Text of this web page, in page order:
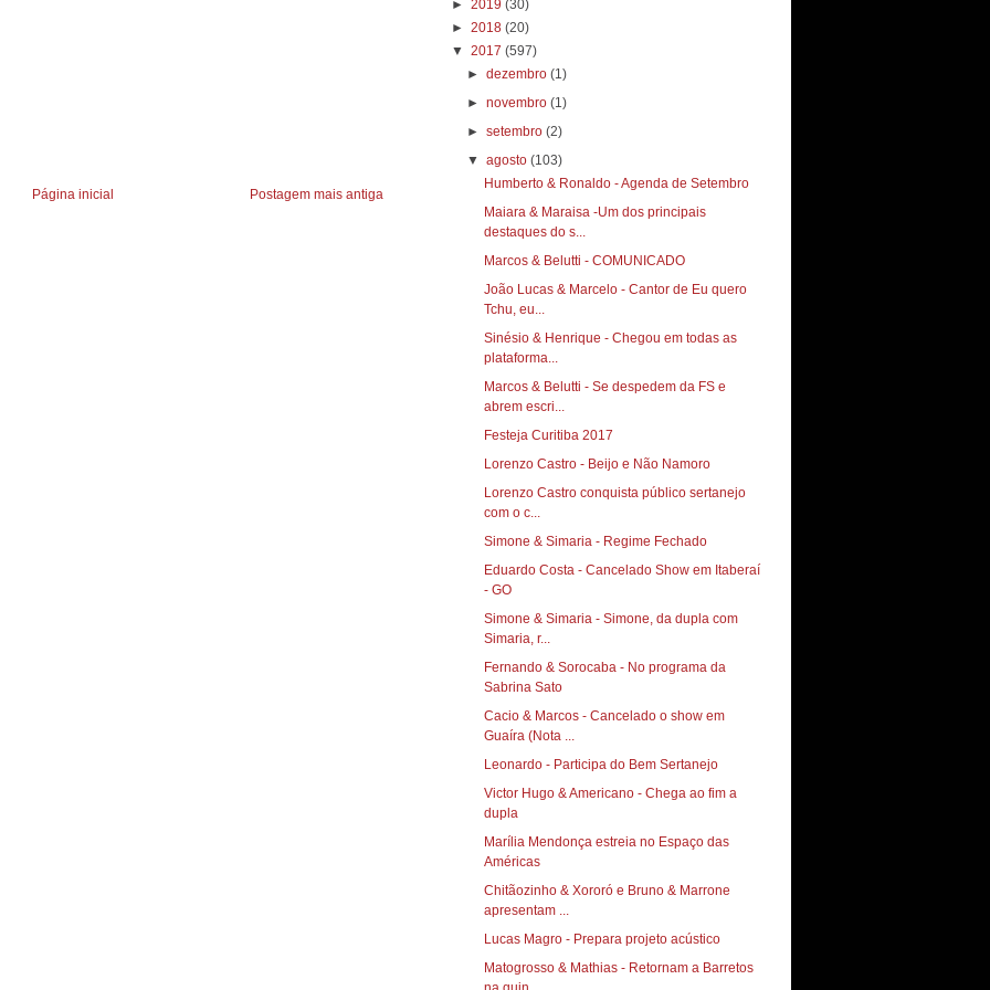
Postagem mais antiga
Página inicial
► 2019 (30)
► 2018 (20)
▼ 2017 (597)
►dezembro(1)
►novembro(1)
►setembro(2)
▼agosto(103)
Humberto & Ronaldo‏ - Agenda de Setembro
Maiara & Maraisa -Um dos principais
destaques do s...
Marcos & Belutti - COMUNICADO
João Lucas & Marcelo - Cantor de Eu quero
Tchu, eu...
Sinésio & Henrique - Chegou em todas as
plataforma...
Marcos & Belutti - Se despedem da FS e
abrem escri...
Festeja Curitiba 2017
Lorenzo Castro - Beijo e Não Namoro
Lorenzo Castro conquista público sertanejo
com o c...
Simone & Simaria - Regime Fechado
Eduardo Costa - Cancelado Show em Itaberaí
- GO
Simone & Simaria - Simone, da dupla com
Simaria, r...
Fernando & Sorocaba - No programa da
Sabrina Sato
Cacio & Marcos - Cancelado o show em
Guaíra (Nota ...
Leonardo - Participa do Bem Sertanejo
Victor Hugo & Americano - Chega ao fim a
dupla
Marília Mendonça estreia no Espaço das
Américas
Chitãozinho & Xororó e Bruno & Marrone
apresentam ...
Lucas Magro - Prepara projeto acústico
Matogrosso & Mathias - Retornam a Barretos